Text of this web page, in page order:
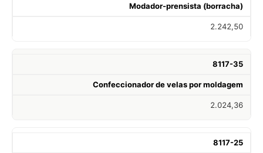
Modador-prensista (borracha)
2.242,50
8117-35
Confeccionador de velas por moldagem
2.024,36
8117-25